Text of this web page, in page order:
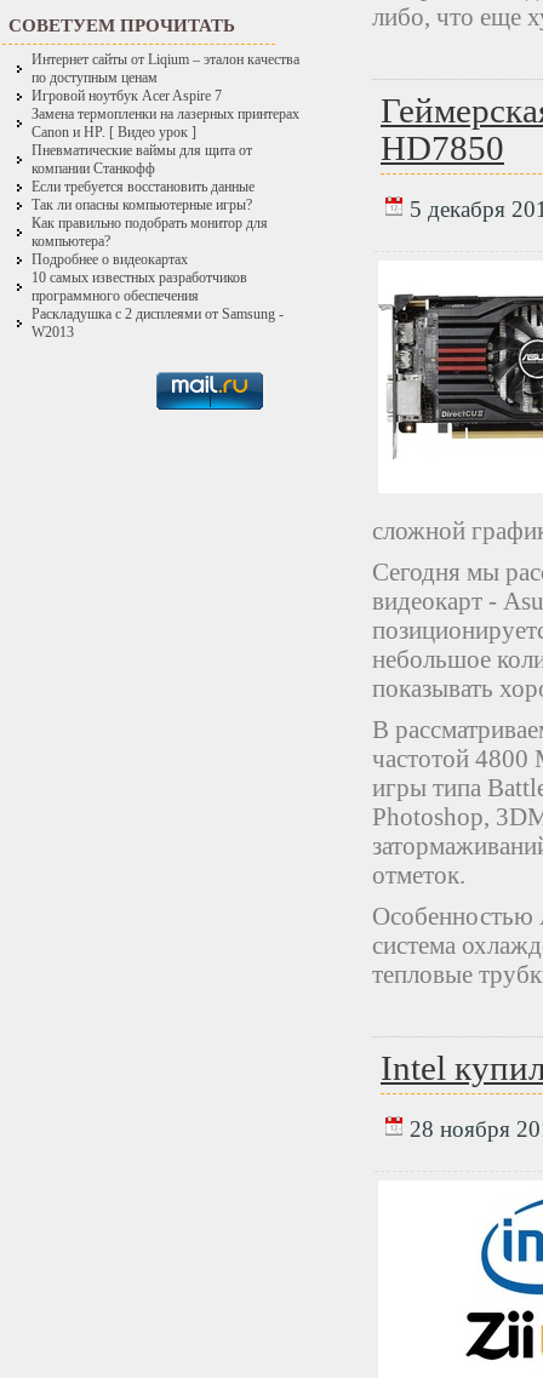
СОВЕТУЕМ ПРОЧИТАТЬ
Интернет сайты от Liqium – эталон качества
по доступным ценам
Игровой ноутбук Acer Aspire 7
Замена термопленки на лазерных принтерах
Canon и HP. [ Видео урок ]
Пневматические ваймы для щита от
компании Станкофф
Если требуется восстановить данные
Так ли опасны компьютерные игры?
Как правильно подобрать монитор для
компьютера?
Подробнее о видеокартах
10 самых известных разработчиков
программного обеспечения
Раскладушка с 2 дисплеями от Samsung -
W2013
либо, что еще
HD7850
5 декабря
сложной
Сегодня мы
видеокарт -
небольшое
показывать
В
частотой 4800
игры типа
Photoshop,
отметок.
Особенностью
система
тепловые
Intel
28 ноября